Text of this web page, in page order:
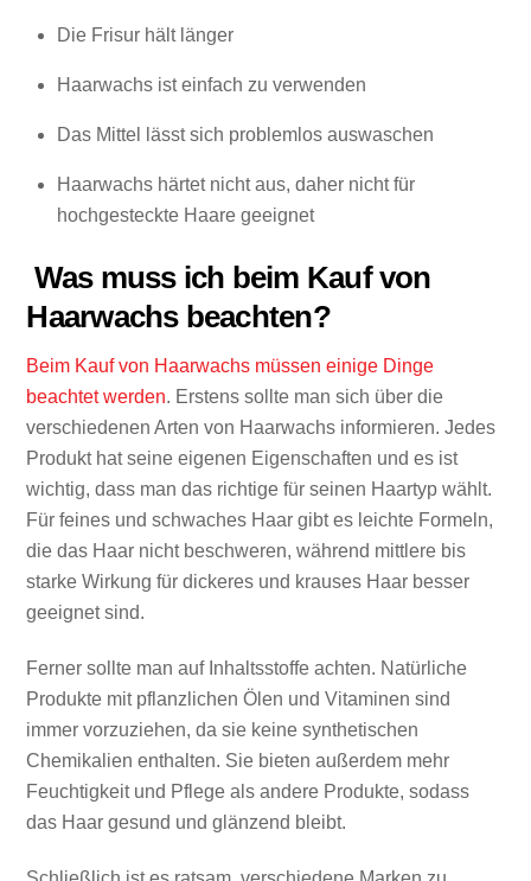
Die Frisur hält länger
Haarwachs ist einfach zu verwenden
Das Mittel lässt sich problemlos auswaschen
Haarwachs härtet nicht aus, daher nicht für
hochgesteckte Haare geeignet
Was muss ich beim Kauf von
Haarwachs beachten?
Beim Kauf von Haarwachs müssen einige Dinge
beachtet werden. Erstens sollte man sich über die
verschiedenen Arten von Haarwachs informieren. Jedes
Produkt hat seine eigenen Eigenschaften und es ist
wichtig, dass man das richtige für seinen Haartyp wählt.
Für feines und schwaches Haar gibt es leichte Formeln,
die das Haar nicht beschweren, während mittlere bis
starke Wirkung für dickeres und krauses Haar besser
geeignet sind.
Ferner sollte man auf Inhaltsstoffe achten. Natürliche
Produkte mit pflanzlichen Ölen und Vitaminen sind
immer vorzuziehen, da sie keine synthetischen
Chemikalien enthalten. Sie bieten außerdem mehr
Feuchtigkeit und Pflege als andere Produkte, sodass
das Haar gesund und glänzend bleibt.